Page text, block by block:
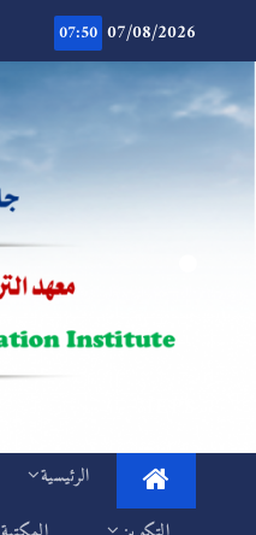
content
07/08/2026
07:50
.
الرئيسية